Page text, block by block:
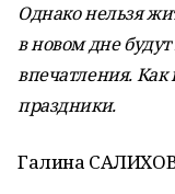
Однако нельзя
в новом дне
впечатления. Как
праздники.
Галина